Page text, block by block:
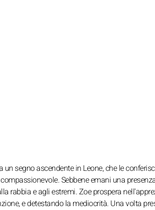
un segno ascendente in Leone, che le
Sebbene emani una
rabbia e agli estremi. Zoe prospera
e detestando la mediocrità. Una volta